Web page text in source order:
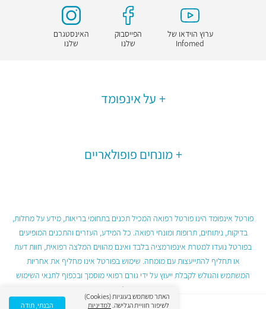
ערוץ הוידאו של
Infomed
הפייסבוק
שלנו
האינסטגרם
שלנו
על אינפומד
מונחים פופולאריים
פורטל אינפומד הינו פורטל רפואה המכיל תכנים בתחומי בריאות, מידע על מחלות,
בדיקות, ניתוחים, תרופות ומונחי רפואה. כל המידע, העזרים והתכנים המופיעים
בפורטל נועדו למטרת אינפורמציה בלבד ואינם מהווים המלצה רפואית, חוות דעת
או תחליף להתייעצות עם מומחה. שימוש בפורטל אינו מחליף את אחריות
המשתמש והגולש לקבלת ייעוץ על ידי גורם רפואי מוסמך ובכפוף לתנאי השימוש
בפורטל.
האתר משתמש בעוגיות (Cookies)
לשיפור חוויית הגלישה. למדיניות הבנתי, תודה